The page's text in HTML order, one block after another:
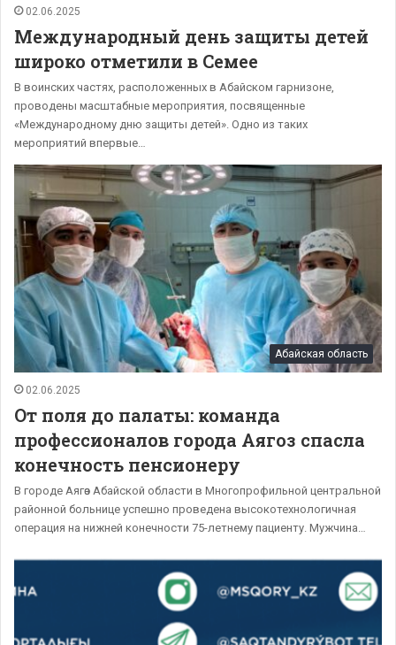
02.06.2025
Международный день защиты детей
широко отметили в Семее
В воинских частях, расположенных в Абайском гарнизоне,
проводены масштабные мероприятия, посвященные
«Международному дню защиты детей». Одно из таких
мероприятий впервые…
Абайская область
02.06.2025
От поля до палаты: команда
профессионалов города Аягоз спасла
конечность пенсионеру
В городе Аягөз Абайской области в Многопрофильной центральной
районной больнице успешно проведена высокотехнологичная
операция на нижней конечности 75-летнему пациенту. Мужчина…